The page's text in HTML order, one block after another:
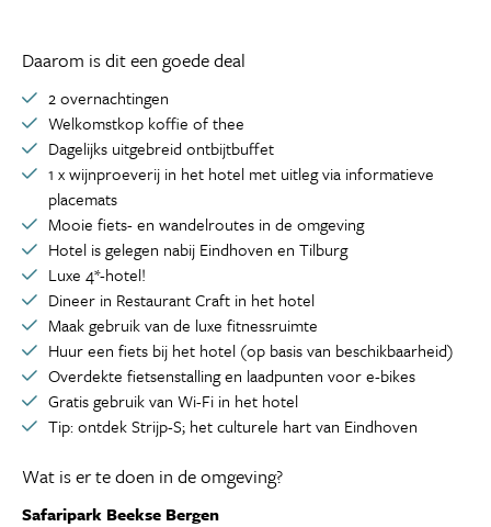
Daarom is dit een goede deal
2 overnachtingen
Welkomstkop koffie of thee
Dagelijks uitgebreid ontbijtbuffet
1 x wijnproeverij in het hotel met uitleg via informatieve
placemats
Mooie fiets- en wandelroutes in de omgeving
Hotel is gelegen nabij Eindhoven en Tilburg
Luxe 4*-hotel!
Dineer in Restaurant Craft in het hotel
Maak gebruik van de luxe fitnessruimte
Huur een fiets bij het hotel (op basis van beschikbaarheid)
Overdekte fietsenstalling en laadpunten voor e-bikes
Gratis gebruik van Wi-Fi in het hotel
Tip: ontdek Strijp-S; het culturele hart van Eindhoven
Wat is er te doen in de omgeving?
Safaripark Beekse Bergen